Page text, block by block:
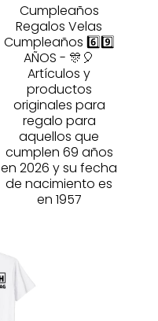
Cumpleaños
Regalos Velas
Cumpleaños 6️⃣9️⃣
AÑOS - 🎊🎈
Artículos y
productos
originales para
regalo para
aquellos que
cumplen 69 años
en 2026 y su fecha
de nacimiento es
en 1957